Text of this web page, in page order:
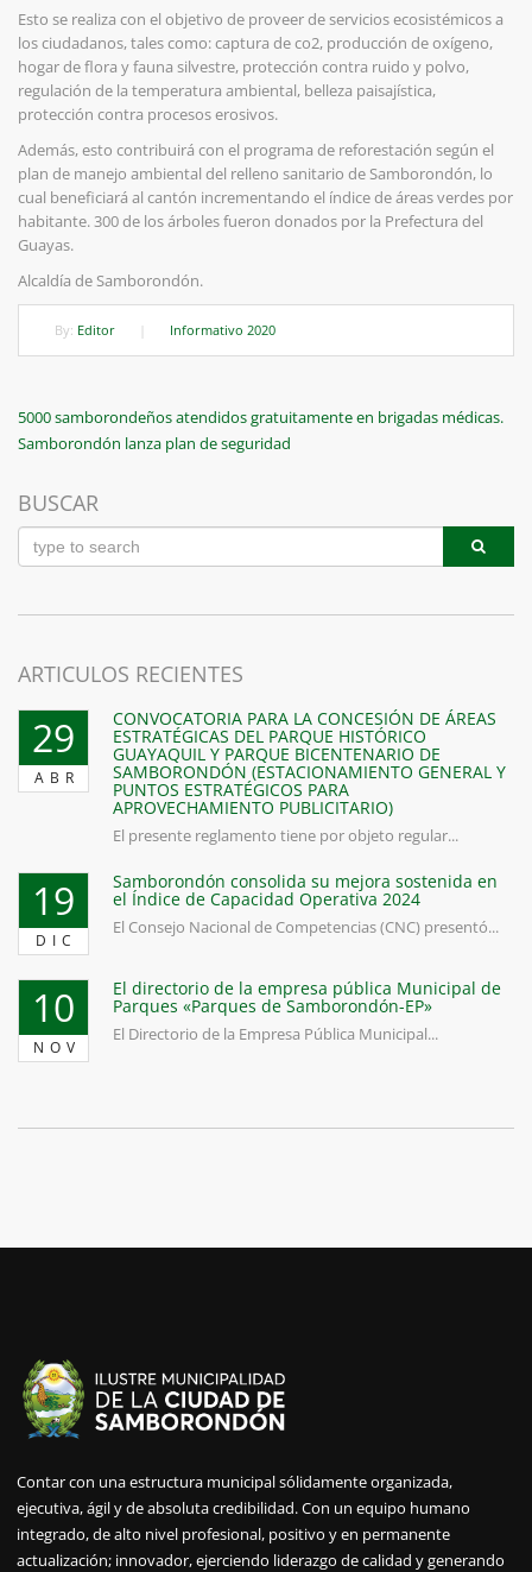
Esto se realiza con el objetivo de proveer de servicios ecosistémicos a
los ciudadanos, tales como: captura de co2, producción de oxígeno,
hogar de flora y fauna silvestre, protección contra ruido y polvo,
regulación de la temperatura ambiental, belleza paisajística,
protección contra procesos erosivos.
Además, esto contribuirá con el programa de reforestación según el
plan de manejo ambiental del relleno sanitario de Samborondón, lo
cual beneficiará al cantón incrementando el índice de áreas verdes por
habitante. 300 de los árboles fueron donados por la Prefectura del
Guayas.
Alcaldía de Samborondón.
By: Editor Informativo 2020
Navegación
de
entradas
Previous
Post
5000 samborondeños atendidos gratuitamente en brigadas médicas.
Next
Samborondón lanza plan de seguridad
BUSCAR
ARTICULOS RECIENTES
29
ABR
CONVOCATORIA PARA LA CONCESIÓN DE ÁREAS
ESTRATÉGICAS DEL PARQUE HISTÓRICO
GUAYAQUIL Y PARQUE BICENTENARIO DE
SAMBORONDÓN (ESTACIONAMIENTO GENERAL Y
PUNTOS ESTRATÉGICOS PARA
APROVECHAMIENTO PUBLICITARIO)
El presente reglamento tiene por objeto regular...
19
DIC
Samborondón consolida su mejora sostenida en
el Índice de Capacidad Operativa 2024
El Consejo Nacional de Competencias (CNC) presentó...
10
NOV
El directorio de la empresa pública Municipal de
Parques «Parques de Samborondón-EP»
El Directorio de la Empresa Pública Municipal...
Contar con una estructura municipal sólidamente organizada,
ejecutiva, ágil y de absoluta credibilidad. Con un equipo humano
integrado, de alto nivel profesional, positivo y en permanente
actualización; innovador, ejerciendo liderazgo de calidad y generando